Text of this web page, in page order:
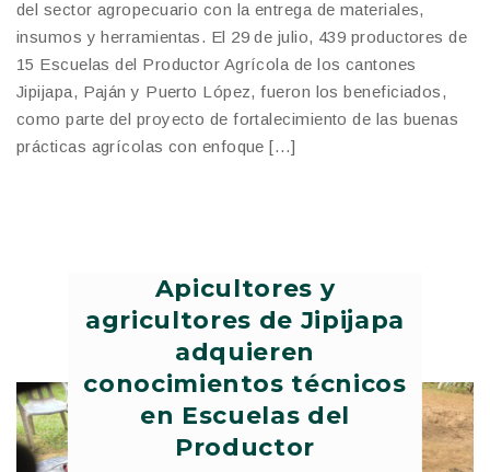
del sector agropecuario con la entrega de materiales,
insumos y herramientas. El 29 de julio, 439 productores de
15 Escuelas del Productor Agrícola de los cantones
Jipijapa, Paján y Puerto López, fueron los beneficiados,
como parte del proyecto de fortalecimiento de las buenas
prácticas agrícolas con enfoque […]
Apicultores y
agricultores de Jipijapa
adquieren
conocimientos técnicos
en Escuelas del
Productor